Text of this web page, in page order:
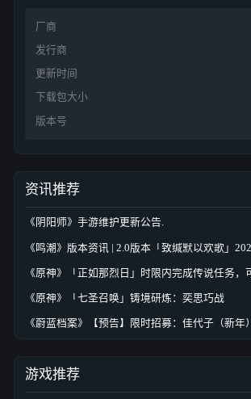
厂商
发行商
更新时间
下载包大小
版本号
资讯推荐
《阴阳师》手游维护更新公告.
《原神》「七圣召唤」铸境研炼：奕思巧战
《蔚蓝档案》【预告】限时招募：佳代子（新年）
游戏推荐